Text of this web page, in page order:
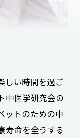
しい時間を過ご
中医学研究会の
ットのための中
寿命を全うする